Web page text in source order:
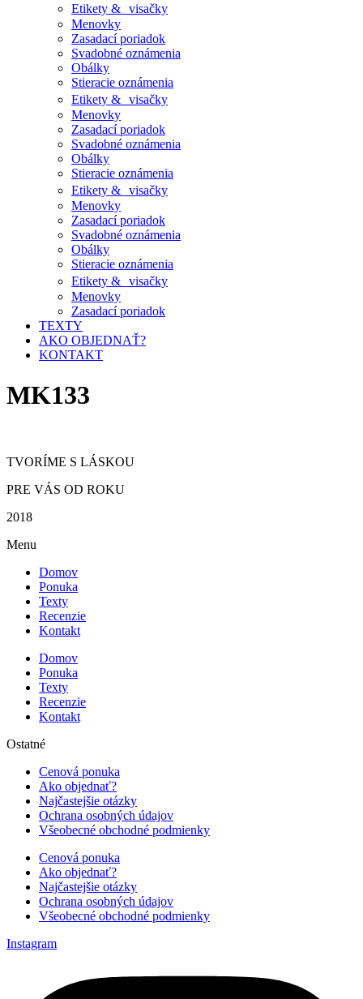
Etikety & visačky
Menovky
Zasadací poriadok
Svadobné oznámenia
Obálky
Stieracie oznámenia
Etikety & visačky
Menovky
Zasadací poriadok
Svadobné oznámenia
Obálky
Stieracie oznámenia
Etikety & visačky
Menovky
Zasadací poriadok
Svadobné oznámenia
Obálky
Stieracie oznámenia
Etikety & visačky
Menovky
Zasadací poriadok
TEXTY
AKO OBJEDNAŤ?
KONTAKT
MK133
TVORÍME S LÁSKOU
PRE VÁS OD ROKU
2018
Menu
Domov
Ponuka
Texty
Recenzie
Kontakt
Domov
Ponuka
Texty
Recenzie
Kontakt
Ostatné
Cenová ponuka
Ako objednať?
Najčastejšie otázky
Ochrana osobných údajov
Všeobecné obchodné podmienky
Cenová ponuka
Ako objednať?
Najčastejšie otázky
Ochrana osobných údajov
Všeobecné obchodné podmienky
Instagram